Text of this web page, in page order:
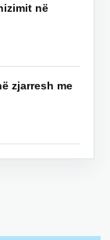
në
zjarresh me